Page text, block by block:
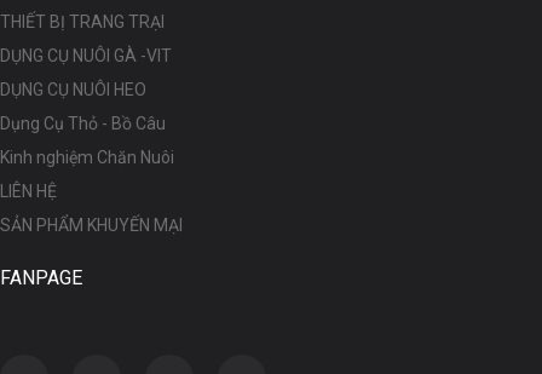
THIẾT BỊ TRANG TRẠI
DỤNG CỤ NUÔI GÀ -VIT
DỤNG CỤ NUÔI HEO
Dụng Cụ Thỏ - Bồ Câu
Kinh nghiệm Chăn Nuôi
LIÊN HỆ
SẢN PHẨM KHUYẾN MẠI
FANPAGE